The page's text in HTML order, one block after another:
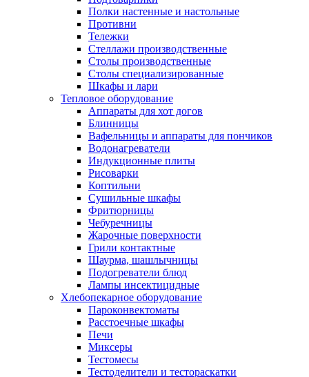
Полки настенные и настольные
Противни
Тележки
Стеллажи производственные
Столы производственные
Столы специализированные
Шкафы и лари
Тепловое оборудование
Аппараты для хот догов
Блинницы
Вафельницы и аппараты для пончиков
Водонагреватели
Индукционные плиты
Рисоварки
Коптильни
Сушильные шкафы
Фритюрницы
Чебуречницы
Жарочные поверхности
Грили контактные
Шаурма, шашлычницы
Подогреватели блюд
Лампы инсектицидные
Хлебопекарное оборудование
Пароконвектоматы
Расстоечные шкафы
Печи
Миксеры
Тестомесы
Тестоделители и тестораскатки